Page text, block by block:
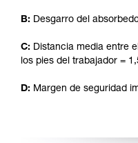
B: Desgarro del
C: Distancia media entre
los pies del trabajador =
D: Margen de seguridad